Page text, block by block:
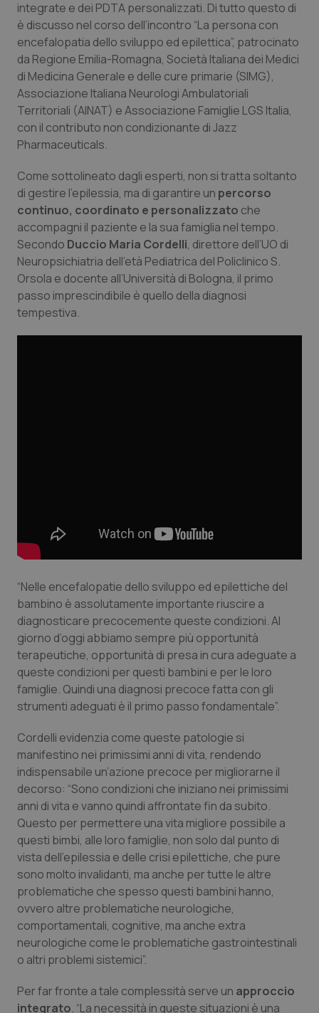
Marche
Molise
Piemonte
Provincia Autonoma di Bolzano
Puglia
Sardegna
Sicilia
Toscana
Umbria
Donna & Salute
Epatiti
HIV
Infezioni & Febbre
Malattie rare
Malattia di Crohn & Rettocolite Ulcerosa
Neuroscienze & patologie neurodegenerative
Obesità
Oftalmologia
Quotidiano Cardiologia
Quotidiano Chirurgia
Quotidiano Oncologia
Quotidiano Pediatria
Rene & patologie urogenitali
Salute orale & impianti
Sangue & coagulazione
Tiroide
Tumore al seno
Tumore ovarico
Tumori del Polmone & Testa Collo
Tumori gastrointestinali
Ulcera & Reflusso
Vaccini
integrate e dei PDTA personalizzati. Di tutto questo di
è discusso nel corso dell’incontro “La persona con
encefalopatia dello sviluppo ed epilettica”, patrocinato
da Regione Emilia-Romagna, Società Italiana dei Medici
di Medicina Generale e delle cure primarie (SIMG),
Associazione Italiana Neurologi Ambulatoriali
Territoriali (AINAT) e Associazione Famiglie LGS Italia,
con il contributo non condizionante di Jazz
Pharmaceuticals.
Come sottolineato dagli esperti, non si tratta soltanto
di gestire l’epilessia, ma di garantire un percorso
continuo, coordinato e personalizzato che
accompagni il paziente e la sua famiglia nel tempo.
Secondo Duccio Maria Cordelli, direttore dell’UO di
Neuropsichiatria dell’età Pediatrica del Policlinico S.
Orsola e docente all’Università di Bologna, il primo
passo imprescindibile è quello della diagnosi
tempestiva.
“Nelle encefalopatie dello sviluppo ed epilettiche del
bambino è assolutamente importante riuscire a
diagnosticare precocemente queste condizioni. Al
giorno d’oggi abbiamo sempre più opportunità
terapeutiche, opportunità di presa in cura adeguate a
queste condizioni per questi bambini e per le loro
famiglie. Quindi una diagnosi precoce fatta con gli
strumenti adeguati è il primo passo fondamentale”.
Cordelli evidenzia come queste patologie si
manifestino nei primissimi anni di vita, rendendo
indispensabile un’azione precoce per migliorarne il
decorso: “Sono condizioni che iniziano nei primissimi
anni di vita e vanno quindi affrontate fin da subito.
Questo per permettere una vita migliore possibile a
questi bimbi, alle loro famiglie, non solo dal punto di
vista dell’epilessia e delle crisi epilettiche, che pure
sono molto invalidanti, ma anche per tutte le altre
problematiche che spesso questi bambini hanno,
ovvero altre problematiche neurologiche,
comportamentali, cognitive, ma anche extra
neurologiche come le problematiche gastrointestinali
o altri problemi sistemici”.
Per far fronte a tale complessità serve un approccio
integrato. “La necessità in queste situazioni è una